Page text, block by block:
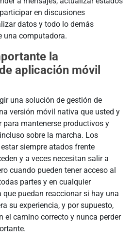
en discusiones
datos y todo lo demás
una computadora.
la
aplicación móvil
una solución de gestión de
versión móvil nativa que usted y
para mantenerse productivos y
sobre la marcha. Los
siempre atados frente
y a veces necesitan salir a
cuando pueden tener acceso al
partes y en cualquier
que puedan reaccionar si hay una
su experiencia, y por supuesto,
el camino correcto y nunca perder